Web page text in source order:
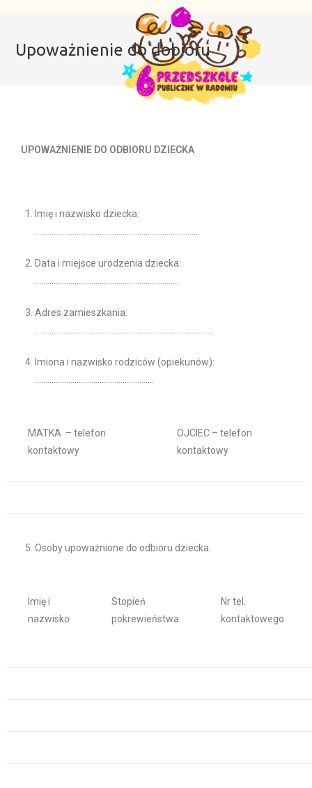
Upoważnienie do dobioru
UPOWAŻNIENIE DO ODBIORU DZIECKA
Imię i nazwisko dziecka:
Data i miejsce urodzenia dziecka:
Adres zamieszkania:
Imiona i nazwisko rodziców (opiekunów):
MATKA – telefon
kontaktowy
OJCIEC – telefon
kontaktowy
Osoby upoważnione do odbioru dziecka:
Imię i
nazwisko
Stopień
pokrewieństwa
Nr tel.
kontaktowego